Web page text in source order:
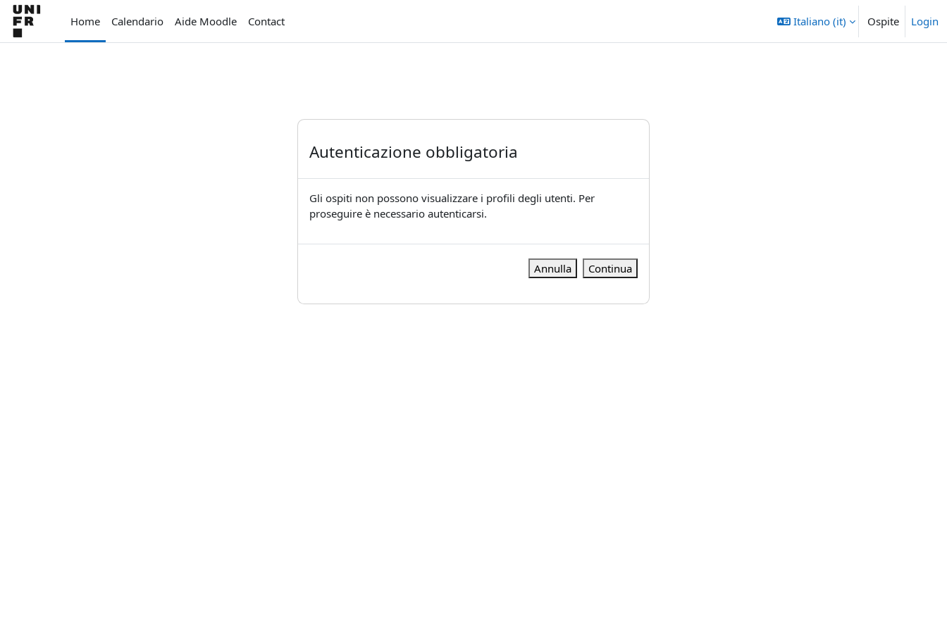
Vai al contenuto principale
Home
Calendario Aide Moodle Contact Italiano ‎(it)‎ Ospite Login
Autenticazione obbligatoria
Gli ospiti non possono visualizzare i profili degli utenti. Per
proseguire è necessario autenticarsi.
Annulla Continua